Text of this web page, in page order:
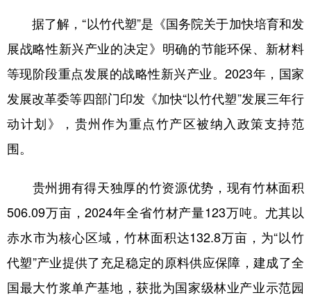
广东 广西 海南 重庆
四川 贵州 云南 西藏
新疆 内蒙古 黑龙江
Русский язык 日本語 한국어
Deutsch Português
据了解，“以竹代塑”是《国务院关于加快培育和发
展战略性新兴产业的决定》明确的节能环保、新材料
等现阶段重点发展的战略性新兴产业。2023年，国家
发展改革委等四部门印发《加快“以竹代塑”发展三年行
动计划》，贵州作为重点竹产区被纳入政策支持范
围。
贵州拥有得天独厚的竹资源优势，现有竹林面积
506.09万亩，2024年全省竹材产量123万吨。尤其以
赤水市为核心区域，竹林面积达132.8万亩，为“以竹
代塑”产业提供了充足稳定的原料供应保障，建成了全
国最大竹浆单产基地，获批为国家级林业产业示范园